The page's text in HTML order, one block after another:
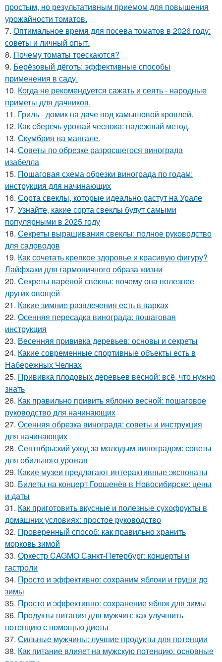
простым, но результативным приемом для повышения
урожайности томатов.
7. Оптимальное время для посева томатов в 2026 году:
советы и личный опыт.
8. Почему томаты трескаются?
9. Берёзовый дёготь: эффективные способы
применения в саду.
10. Когда не рекомендуется сажать и сеять - народные
приметы для дачников.
11. Гриль - домик на даче под камышовой кровлей.
12. Как сберечь урожай чеснока: надежный метод.
13. Скумбрия на мангале.
14. Советы по обрезке разросшегося винограда
изабелла
15. Пошаговая схема обрезки винограда по годам:
инструкция для начинающих
16. Сорта свеклы, которые идеально растут на Урале
17. Узнайте, какие сорта свеклы будут самыми
популярными в 2025 году
18. Секреты выращивания свеклы: полное руководство
для садоводов
19. Как сочетать крепкое здоровье и красивую фигуру?
Лайфхаки для гармоничного образа жизни
20. Секреты варёной свёклы: почему она полезнее
других овощей
21. Какие зимние развлечения есть в парках
22. Осенняя пересадка винограда: пошаговая
инструкция
23. Весенняя прививка деревьев: основы и секреты
24. Какие современные спортивные объекты есть в
Набережных Челнах
25. Прививка плодовых деревьев весной: всё, что нужно
знать
26. Как правильно привить яблоню весной: пошаговое
руководство для начинающих
27. Осенняя обрезка винограда: советы и инструкция
для начинающих
28. Сентябрьский уход за молодым виноградом: советы
для обильного урожая
29. Какие музеи предлагают интерактивные экспонаты
30. Билеты на концерт Горшенёв в Новосибирске: цены
и даты
31. Как приготовить вкусные и полезные сухофрукты в
домашних условиях: простое руководство
32. Проверенный способ: как правильно хранить
морковь зимой
33. Оркестр CAGMO Санкт-Петербург: концерты и
гастроли
34. Просто и эффективно: сохраним яблоки и груши до
зимы
35. Просто и эффективно: сохранение яблок для зимы
36. Продукты питания для мужчин: как улучшить
потенцию с помощью диеты
37. Сильные мужчины: лучшие продукты для потенции
38. Как питание влияет на мужскую потенцию: основные